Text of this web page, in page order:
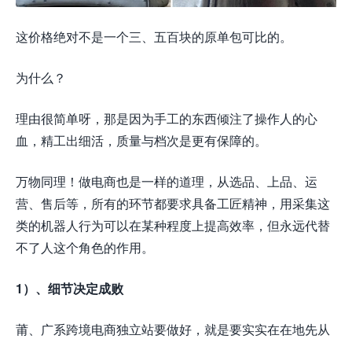
这价格绝对不是一个三、五百块的原单包可比的。
为什么？
理由很简单呀，那是因为手工的东西倾注了操作人的心
血，精工出细活，质量与档次是更有保障的。
万物同理！做电商也是一样的道理，从选品、上品、运
营、售后等，所有的环节都要求具备工匠精神，用采集这
类的机器人行为可以在某种程度上提高效率，但永远代替
不了人这个角色的作用。
1）、细节决定成败
莆、广系跨境电商独立站要做好，就是要实实在在地先从